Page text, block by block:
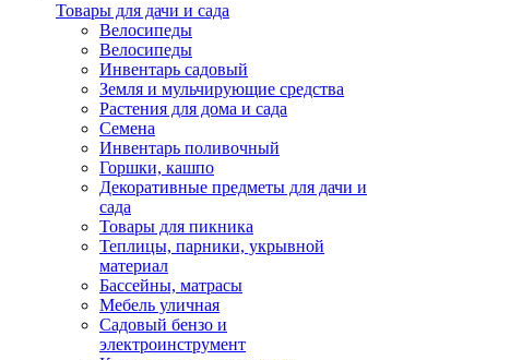
Товары для дачи и сада
Велосипеды
Велосипеды
Инвентарь садовый
Земля и мульчирующие средства
Растения для дома и сада
Семена
Инвентарь поливочный
Горшки, кашпо
Декоративные предметы для дачи и
сада
Товары для пикника
Теплицы, парники, укрывной
материал
Бассейны, матрасы
Мебель уличная
Садовый бензо и
электроинструмент